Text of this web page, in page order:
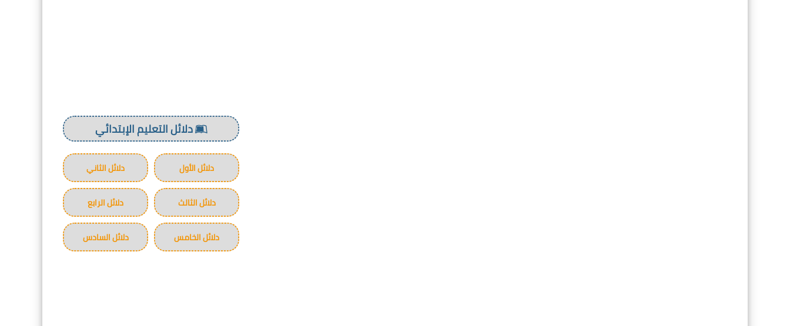
دلائل التعليم الإبتدائي
دلائل الأول دلائل الثاني
دلائل الثالث دلائل الرابع
دلائل الخامس دلائل السادس